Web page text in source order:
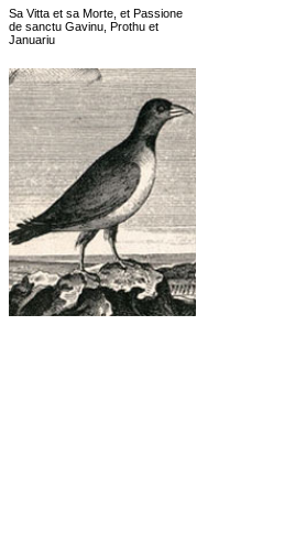
Sa Vitta et sa Morte, et Passione
de sanctu Gavinu, Prothu et
Januariu